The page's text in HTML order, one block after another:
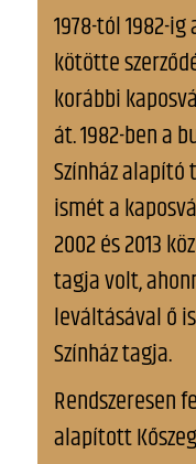
1978-tól 1982-
kötötte
korábbi
át. 1982-ben a
Színház alapító
ismét a
2002 és 2013
tagja volt,
leváltásával ő
Színház tagja.
Rendszeresen
alapított